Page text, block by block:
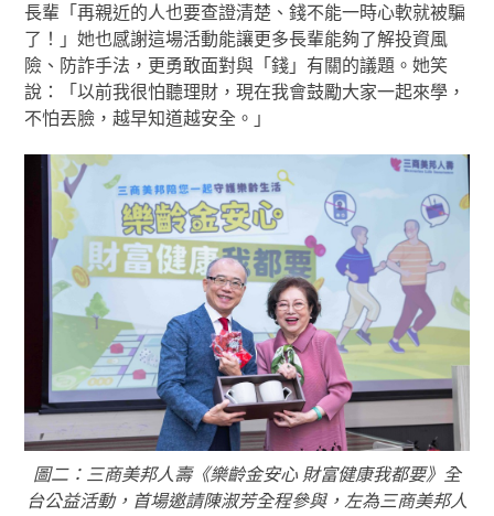
長輩「再親近的人也要查證清楚、錢不能一時心軟就被騙
了！」她也感謝這場活動能讓更多長輩能夠了解投資風
險、防詐手法，更勇敢面對與「錢」有關的議題。她笑
說：「以前我很怕聽理財，現在我會鼓勵大家一起來學，
不怕丟臉，越早知道越安全。」
圖二：三商美邦人壽《樂齡金安心 財富健康我都要》全
台公益活動，首場邀請陳淑芳全程參與，左為三商美邦人